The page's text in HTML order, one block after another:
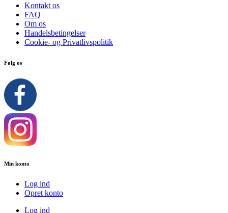
Kontakt os
FAQ
Om os
Handelsbetingelser
Cookie- og Privatlivspolitik
Følg os
Min konto
Log ind
Opret konto
Log ind